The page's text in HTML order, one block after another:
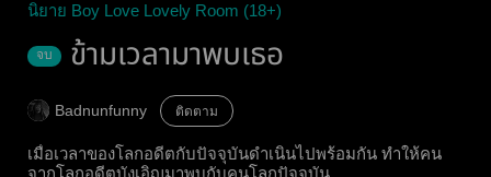
นิยาย Boy Love Lovely Room (18+)
จบ ข้ามเวลามาพบเธอ
Badnunfunny ติดตาม
เมื่อเวลาของโลกอดีตกับปัจจุบันดำเนินไปพร้อมกัน ทำให้คน
จากโลกอดีตบังเอิญมาพบกับคนโลกปัจจุบัน